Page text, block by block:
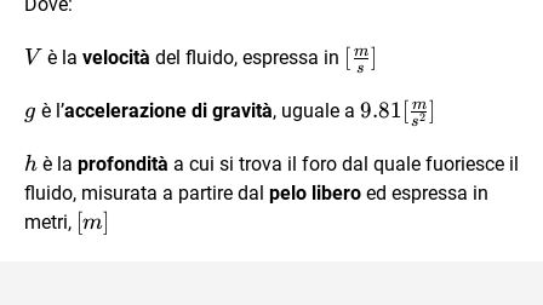
Dove:
V
V è lavelocità del fluido, espressa in [\frac{m}
[ s
m]
g
g è l’accelerazione di gravità, uguale a 9.81
{s^{2}}]
9.81[s2
m ]
h
h è la profondità a cui si trova il foro dal quale fuoriesce il
fluido, misurata a partire dal pelo libero ed espressa in
metri, [m]
[m]